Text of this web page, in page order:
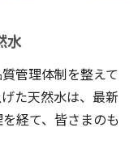
水
管理体制を整えて
た天然水は、最新
経て、皆さまのも